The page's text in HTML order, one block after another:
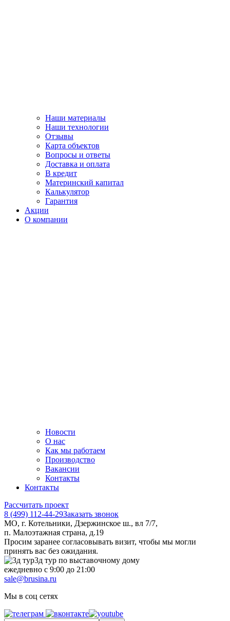
Наши материалы
Наши технологии
Отзывы
Карта объектов
Вопросы и ответы
Доставка и оплата
В кредит
Материнский капитал
Калькулятор
Гарантия
Акции
О компании
Новости
О нас
Как мы работаем
Производство
Вакансии
Контакты
Контакты
Рассчитать проект
8 (499) 112-44-29Заказать звонок
МО, г. Котельники, Дзержинское ш., вл 7/7,
п. Малоэтажная страна, д.19
Просим заранее согласовывать визит, чтобы мы могли
принять вас без ожидания.
3д тур по выставочному дому
ежедневно с 9:00 до 21:00
sale@brusina.ru
Мы в соц сетях